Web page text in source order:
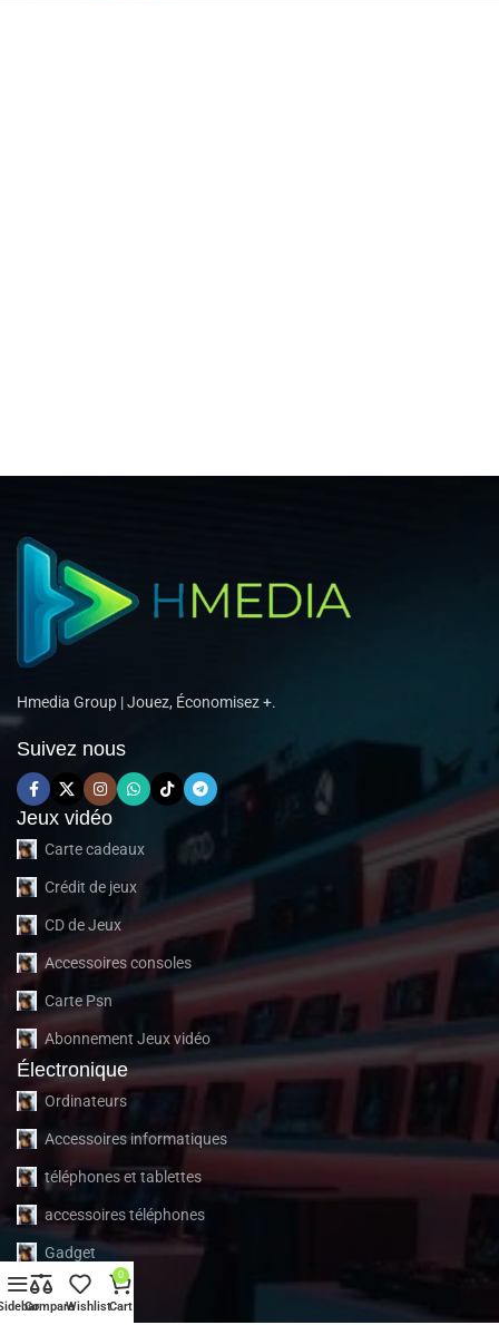
Hmedia Group | Jouez, Économisez +.
Suivez nous
Jeux vidéo
Carte cadeaux
Crédit de jeux
CD de Jeux
Accessoires consoles
Carte Psn
Abonnement Jeux vidéo
Électronique
Ordinateurs
Accessoires informatiques
téléphones et tablettes
accessoires téléphones
Gadget
À propos
À propos
CompareWishlist
0
Cart